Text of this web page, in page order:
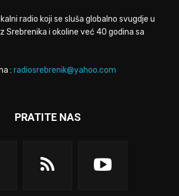
radio koji se sluša globalno svugdje u
Srebrenika i okoline već 40 godina sa
: radiosrebrenik@yahoo.com
PRATITE NAS